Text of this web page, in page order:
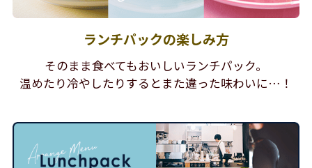
ランチパックの楽しみ方
そのまま食べてもおいしいランチパック。
温めたり冷やしたりするとまた違った味わいに…！